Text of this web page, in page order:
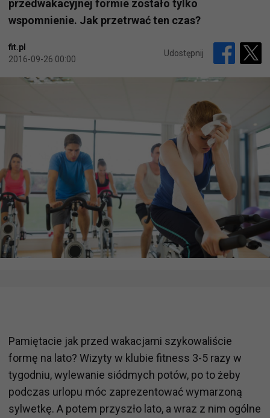
przedwakacyjnej formie zostało tylko
wspomnienie. Jak przetrwać ten czas?
fit.pl
2016-09-26 00:00
Udostępnij
Pamiętacie jak przed wakacjami szykowaliście
formę na lato? Wizyty w klubie fitness 3-5 razy w
tygodniu, wylewanie siódmych potów, po to żeby
podczas urlopu móc zaprezentować wymarzoną
sylwetkę. A potem przyszło lato, a wraz z nim ogólne